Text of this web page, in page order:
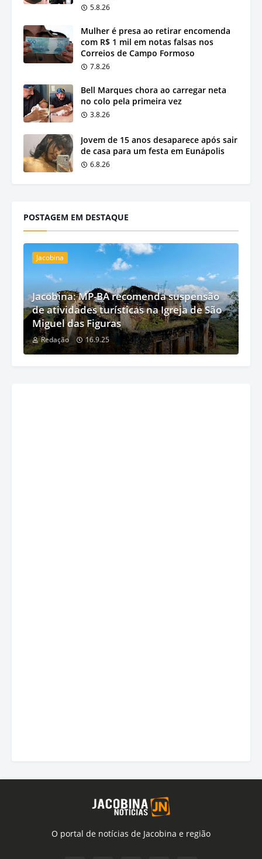
5.8.26
Mulher é presa ao retirar encomenda
com R$ 1 mil em notas falsas nos
Correios de Campo Formoso
7.8.26
Bell Marques chora ao carregar neta
no colo pela primeira vez
3.8.26
Jovem de 15 anos desaparece após sair
de casa para um festa em Eunápolis
6.8.26
POSTAGEM EM DESTAQUE
Jacobina
Jacobina: MP-BA recomenda suspensão
de atividades turísticas na Igreja de São
Miguel das Figuras
Redação 16.9.25
O portal de notícias de Jacobina e região